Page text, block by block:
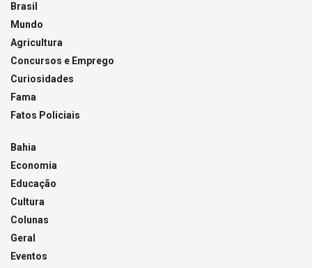
Brasil
Mundo
Agricultura
Concursos e Emprego
Curiosidades
Fama
Fatos Policiais
Bahia
Economia
Educação
Cultura
Colunas
Geral
Eventos